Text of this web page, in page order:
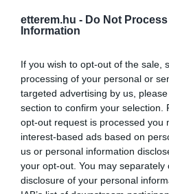
etterem.hu - Do Not
Information
If you wish to opt-out of the sale,
processing of your personal or
targeted advertising by us,
section to confirm your selection.
opt-out request is processed you
interest-based ads based on
us or personal information
your opt-out. You may
disclosure of your personal